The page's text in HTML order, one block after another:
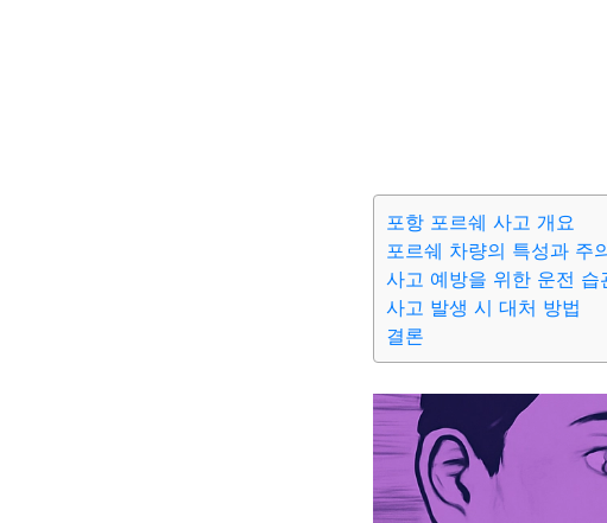
포항 포르쉐 사고 개요
포르쉐 차량의 특성과 주
사고 예방을 위한 운전 습
사고 발생 시 대처 방법
결론